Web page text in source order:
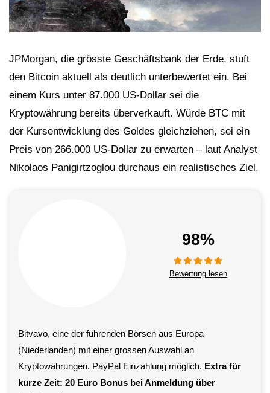
JPMorgan, die grösste Geschäftsbank der Erde, stuft
den Bitcoin aktuell als deutlich unterbewertet ein. Bei
einem Kurs unter 87.000 US-Dollar sei die
Kryptowährung bereits überverkauft. Würde BTC mit
der Kursentwicklung des Goldes gleichziehen, sei ein
Preis von 266.000 US-Dollar zu erwarten – laut Analyst
Nikolaos Panigirtzoglou durchaus ein realistisches Ziel.
Bitvavo, eine der führenden Börsen aus Europa
(Niederlanden) mit einer grossen Auswahl an
Kryptowährungen. PayPal Einzahlung möglich. Extra für
kurze Zeit: 20 Euro Bonus bei Anmeldung über
98%
Bewertung lesen